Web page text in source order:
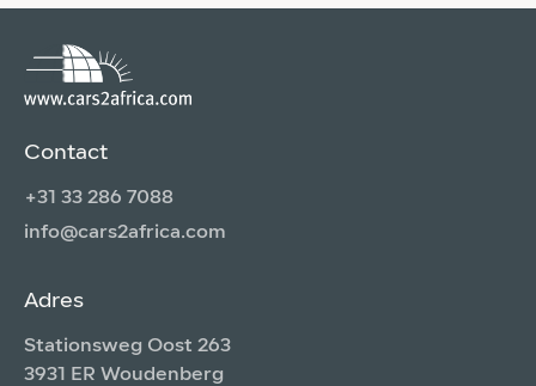
Contact
+31 33 286 7088
info@cars2africa.com
Adres
Stationsweg Oost 263
3931 ER Woudenberg